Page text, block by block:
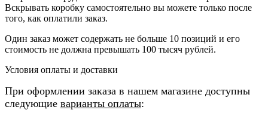
Вскрывать коробку самостоятельно вы можете только после
того, как оплатили заказ.
Один заказ может содержать не больше 10 позиций и его
стоимость не должна превышать 100 тысяч рублей.
Условия оплаты и доставки
При оформлении заказа в нашем магазине доступны
следующие варианты оплаты: